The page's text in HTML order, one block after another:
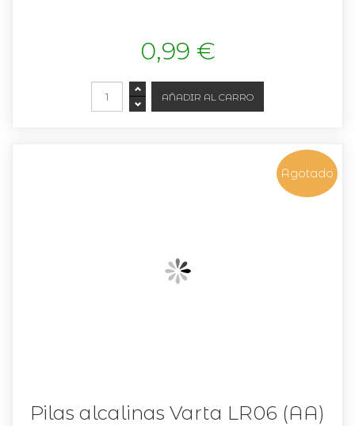
0,99 €
Agotado
Pilas alcalinas Varta LR06 (AA)